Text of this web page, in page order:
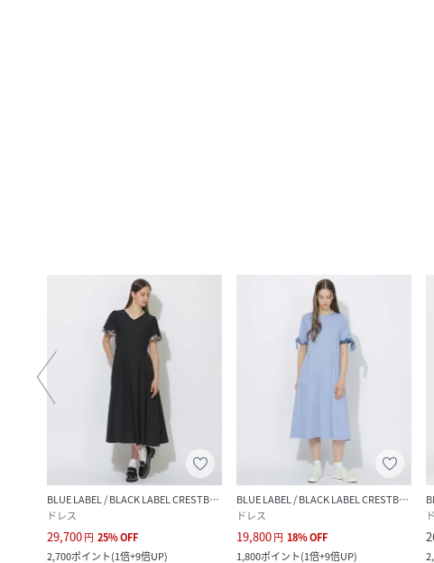
BLUE LABEL / BLACK LABEL CRESTBRIDGE
ドレス
29,700円 25%OFF
2,700ポイント(1倍+9倍UP)
BLUE LABEL / BLACK LABEL CRESTBRIDGE
ドレス
19,800円 18%OFF
1,800ポイント(1倍+9倍UP)